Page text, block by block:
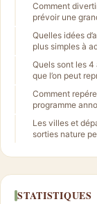
Comment
prévoir une
Quelles idées
plus simples à
Quels sont les
que l’on peut
Comment
programme
Les villes et
sorties nature
STATISTIQUES